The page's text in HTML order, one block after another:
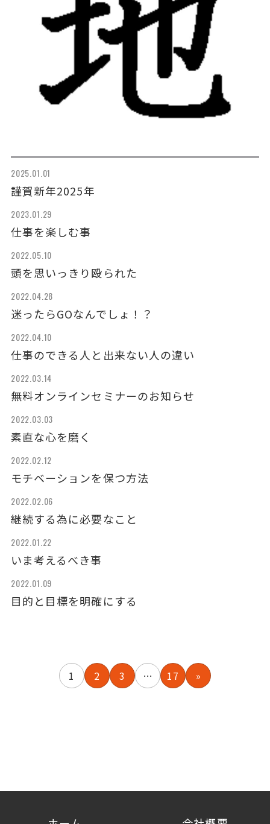
2025.01.01
謹賀新年2025年
2023.01.29
仕事を楽しむ事
2022.05.10
頭を思いっきり殴られた
2022.04.28
迷ったらGOなんでしょ！？
2022.04.10
仕事のできる人と出来ない人の違い
2022.03.14
無料オンラインセミナーのお知らせ
2022.03.03
素直な心を磨く
2022.02.12
モチベーションを保つ方法
2022.02.06
継続する為に必要なこと
2022.01.22
いま考えるべき事
2022.01.09
目的と目標を明確にする
1 2 3 … 17 »